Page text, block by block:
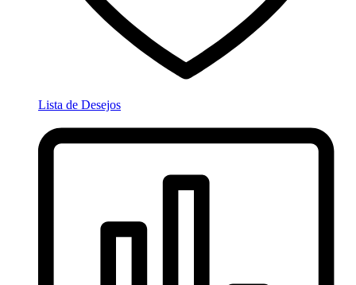
Lista de Desejos